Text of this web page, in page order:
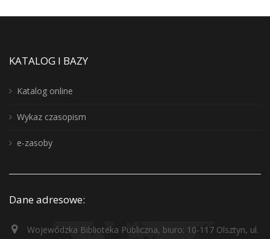
KATALOG I BAZY
Katalog online
Wykaz czasopism
e-zasoby
Dane adresowe:
Wojewódzka Biblioteka Publiczna, biuro: 10-117 Olsztyn, ul.